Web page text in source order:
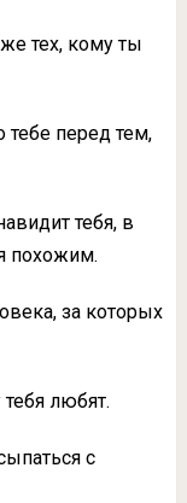
тех, кому ты
перед тем,
тебя, в
похожим.
за которых
любят.
с